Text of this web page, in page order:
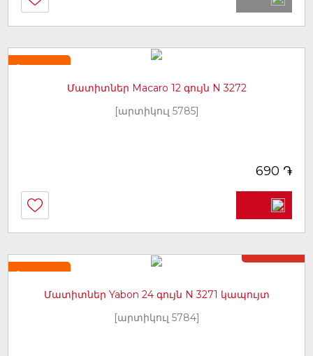
Նորույթ
Մատիտներ Macaro 12 գույն N 3272
[արտիկուլ 5785]
690 ֏
Նորույթ
Մատիտներ Yabon 24 գույն N 3271 կապույտ
[արտիկուլ 5784]